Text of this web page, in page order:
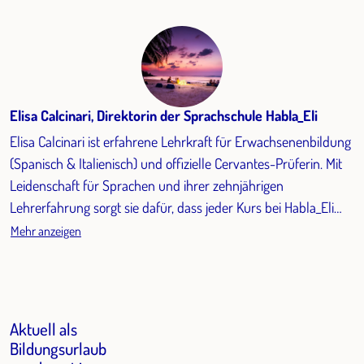
Elisa Calcinari, Direktorin der Sprachschule Habla_Eli
Elisa Calcinari ist erfahrene Lehrkraft für Erwachsenenbildung
(Spanisch & Italienisch) und offizielle Cervantes-Prüferin. Mit
Leidenschaft für Sprachen und ihrer zehnjährigen
Lehrerfahrung sorgt sie dafür, dass jeder Kurs bei Habla_Eli
interaktiv, praxisnah und motivierend ist.
Mehr anzeigen
Aktuell als
Bildungsurlaub